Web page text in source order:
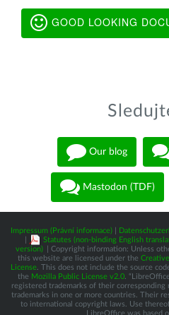
GOOD LOOKING
Our blog
Mastodon (TDF)
Impressum (Právní informace)
Statutes (non-binding English
version)
| Copyright information: Unless
this website are licensed under the
License . This does not include the source
the Mozilla Public License v2.0 .
registered trademarks of their corresponding
trademarks in one or more countries. Their
to international copyright laws. Use
LibreOffice was based